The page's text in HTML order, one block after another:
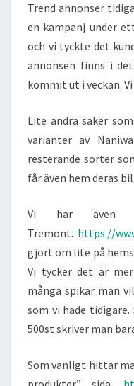
Trend annonser
en kampanj under
och vi tyckte det
annonsen finns i
kommit ut i veckan.
Lite andra saker
varianter av
resterande sorter
får även hem deras
Vi har även
Tremont. https://
gjort om lite på
Vi tycker det är
många spikar man
som vi hade
500st skriver man
Som vanligt hittar